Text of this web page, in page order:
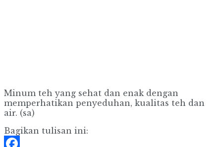
Minum teh yang sehat dan enak dengan
memperhatikan penyeduhan, kualitas teh dan
air. (sa)
Bagikan tulisan ini: